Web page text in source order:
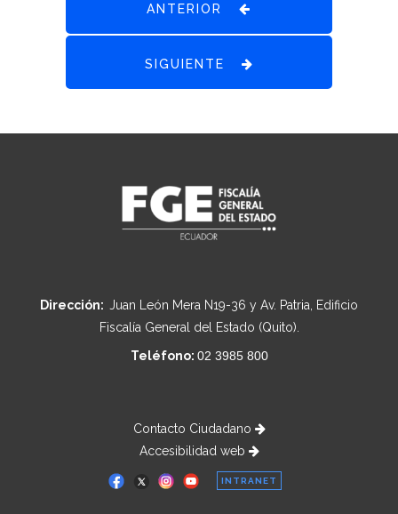
ANTERIOR
SIGUIENTE
Dirección: Juan León Mera N19-36 y Av. Patria, Edificio
Fiscalía General del Estado (Quito).
Teléfono: 02 3985 800
Contacto Ciudadano
Accesibilidad web
INTRANET